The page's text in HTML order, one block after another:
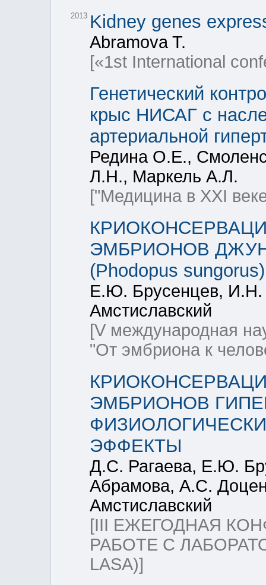
2013 Kidney genes
Abramova T.
[«1st International
Генетический
крыс НИСАГ с
артериальной
Редина О.Е.,
Л.Н., Маркель А.Л.
["Медицина в XXI
ЭМБРИОНОВ
(Phodopus sungorus)
Е.Ю. Брусенцев,
Амстиславский
[V международная
"От эмбриона к
ЭМБРИОНОВ
ЭФФЕКТЫ
Д.С. Рагаева, Е.Ю.
Абрамова, А.С.
Амстиславский
[III ЕЖЕГОДНАЯ
РАБОТЕ С
LASA)]